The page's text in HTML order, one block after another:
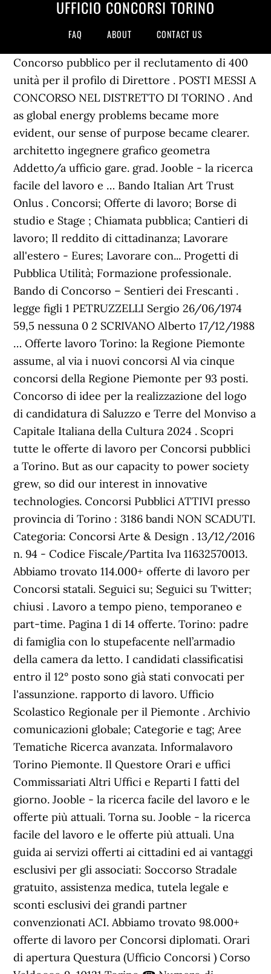
UFFICIO CONCORSI TORINO
FAQ ABOUT CONTACT US
Concorso pubblico per il reclutamento di 400
unità per il profilo di Direttore . POSTI MESSI A
CONCORSO NEL DISTRETTO DI TORINO . And
as global energy problems became more
evident, our sense of purpose became clearer.
architetto ingegnere grafico geometra
Addetto/a ufficio gare. grad. Jooble - la ricerca
facile del lavoro e … Bando Italian Art Trust
Onlus . Concorsi; Offerte di lavoro; Borse di
studio e Stage ; Chiamata pubblica; Cantieri di
lavoro; Il reddito di cittadinanza; Lavorare
all'estero - Eures; Lavorare con... Progetti di
Pubblica Utilità; Formazione professionale.
Bando di Concorso – Sentieri dei Frescanti .
legge figli 1 PETRUZZELLI Sergio 26/06/1974
59,5 nessuna 0 2 SCRIVANO Alberto 17/12/1988
… Offerte lavoro Torino: la Regione Piemonte
assume, al via i nuovi concorsi Al via cinque
concorsi della Regione Piemonte per 93 posti.
Concorso di idee per la realizzazione del logo
di candidatura di Saluzzo e Terre del Monviso a
Capitale Italiana della Cultura 2024 . Scopri
tutte le offerte di lavoro per Concorsi pubblici
a Torino. But as our capacity to power society
grew, so did our interest in innovative
technologies. Concorsi Pubblici ATTIVI presso
provincia di Torino : 3186 bandi NON SCADUTI.
Categoria: Concorsi Arte & Design . 13/12/2016
n. 94 - Codice Fiscale/Partita Iva 11632570013.
Abbiamo trovato 114.000+ offerte di lavoro per
Concorsi statali. Seguici su; Seguici su Twitter;
chiusi . Lavoro a tempo pieno, temporaneo e
part-time. Pagina 1 di 14 offerte. Torino: padre
di famiglia con lo stupefacente nell’armadio
della camera da letto. I candidati classificatisi
entro il 12° posto sono già stati convocati per
l'assunzione. rapporto di lavoro. Ufficio
Scolastico Regionale per il Piemonte . Archivio
comunicazioni globale; Categorie e tag; Aree
Tematiche Ricerca avanzata. Informalavoro
Torino Piemonte. Il Questore Orari e uffici
Commissariati Altri Uffici e Reparti I fatti del
giorno. Jooble - la ricerca facile del lavoro e le
offerte più attuali. Torna su. Jooble - la ricerca
facile del lavoro e le offerte più attuali. Una
guida ai servizi offerti ai cittadini ed ai vantaggi
esclusivi per gli associati: Soccorso Stradale
gratuito, assistenza medica, tutela legale e
sconti esclusivi dei grandi partner
convenzionati ACI. Abbiamo trovato 98.000+
offerte di lavoro per Concorsi diplomati. Orari
di apertura Questura (Ufficio Concorsi ) Corso